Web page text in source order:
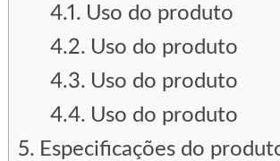
Uso do produto
Uso do produto
Uso do produto
Uso do produto
Especificações do